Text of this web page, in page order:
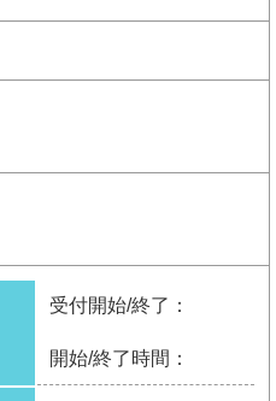
受付開始/終了：
開始/終了時間：